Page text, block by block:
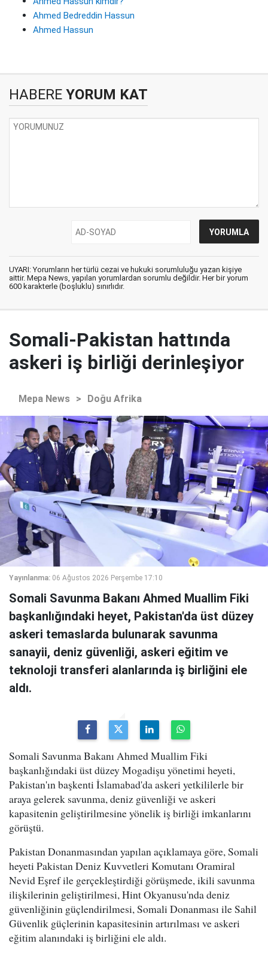
Ahmed Bedreddin Hassun
Ahmed Hassun
HABERE YORUM KAT
UYARI: Yorumların her türlü cezai ve hukuki sorumluluğu yazan kişiye
aittir. Mepa News, yapılan yorumlardan sorumlu değildir. Her bir yorum
600 karakterle (boşluklu) sınırlıdır.
Somali-Pakistan hattında
askeri iş birliği derinleşiyor
Mepa News > Doğu Afrika
Yayınlanma: 06 Ağustos 2026 Perşembe 17:10
Somali Savunma Bakanı Ahmed Muallim Fiki
başkanlığındaki heyet, Pakistan'da üst düzey
askeri temaslarda bulunarak savunma
sanayii, deniz güvenliği, askeri eğitim ve
teknoloji transferi alanlarında iş birliğini ele
aldı.
Somali Savunma Bakanı Ahmed Muallim Fiki
başkanlığındaki üst düzey Mogadişu yönetimi heyeti,
Pakistan'ın başkenti İslamabad'da askeri yetkililerle bir
araya gelerek savunma, deniz güvenliği ve askeri
kapasitenin geliştirilmesine yönelik iş birliği imkanlarını
görüştü.
Pakistan Donanmasından yapılan açıklamaya göre, Somali
heyeti Pakistan Deniz Kuvvetleri Komutanı Oramiral
Nevid Eşref ile gerçekleştirdiği görüşmede, ikili savunma
ilişkilerinin geliştirilmesi, Hint Okyanusu'nda deniz
güvenliğinin güçlendirilmesi, Somali Donanması ile Sahil
Güvenlik güçlerinin kapasitesinin artırılması ve askeri
eğitim alanındaki iş birliğini ele aldı.